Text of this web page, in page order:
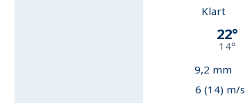
Klart
22°
14°
9,2 mm
6 (14) m/s